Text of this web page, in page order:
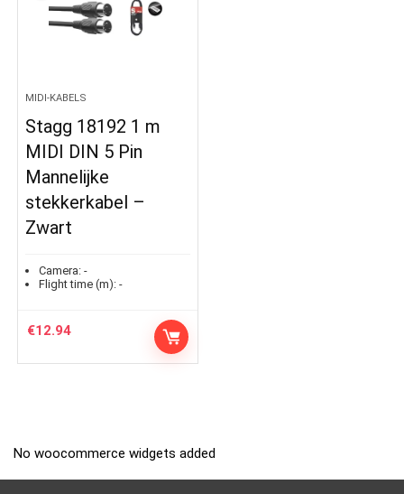
MIDI-KABELS
Stagg 18192 1 m
MIDI DIN 5 Pin
Mannelijke
stekkerkabel –
Zwart
Camera: -
Flight time (m): -
€12.94
No woocommerce widgets added